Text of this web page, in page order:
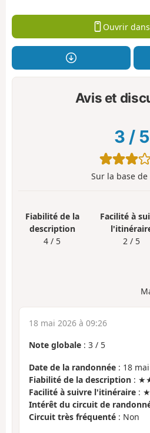
Ouvrir
Avis et
3 / 5
Sur la base de
Fiabilité de la
description
4 / 5
Facilité à
2 / 5
18 mai 2026 à 09:26
Note globale : 3 / 5
Date de la randonnée : 18
Fiabilité de la description :
Facilité à suivre l'itinéraire :
Intérêt du circuit de
Circuit très fréquenté : Non